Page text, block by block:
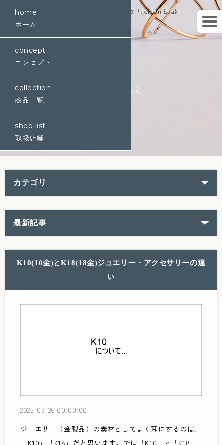
K10金ジュエリーブランド・通販「golden beak」
home
ホーム
concept
コンセプト
collection
商品一覧
shop list
取扱店舗
カテゴリ
最新記事
K10(10金)とK18(18金)ジュエリー・アクセサリーの違
い
2025-03-26 00:00:00
ジュエリー（金製品）の素材としてよく耳にするのは、
「K10」「K18」だと思います。では「K10」と「K18...